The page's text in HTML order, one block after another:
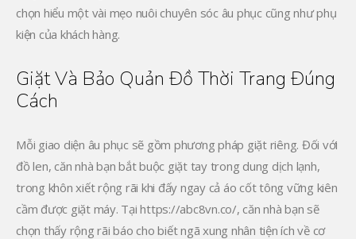
chọn hiểu một vài mẹo nuôi chuyên sóc âu phục cũng như phụ
kiện của khách hàng.
Giặt Và Bảo Quản Đồ Thời Trang Đúng
Cách
Mỗi giao diện âu phục sẽ gồm phương pháp giặt riêng. Đối với
đồ len, căn nhà bạn bắt buộc giặt tay trong dung dịch lạnh,
trong khôn xiết rộng rãi khi đấy ngay cả áo cốt tông vững kiên
cầm được giặt máy. Tại https://abc8vn.co/, căn nhà bạn sẽ
chọn thấy rộng rãi báo cho biết ngã xung nhân tiện ích về cơ